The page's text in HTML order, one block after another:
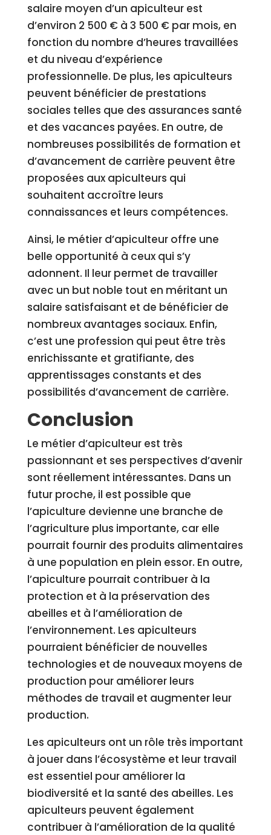
salaire moyen d’un apiculteur est
d’environ 2 500 € à 3 500 € par mois, en
fonction du nombre d’heures travaillées
et du niveau d’expérience
professionnelle. De plus, les apiculteurs
peuvent bénéficier de prestations
sociales telles que des assurances santé
et des vacances payées. En outre, de
nombreuses possibilités de formation et
d’avancement de carrière peuvent être
proposées aux apiculteurs qui
souhaitent accroître leurs
connaissances et leurs compétences.
Ainsi, le métier d’apiculteur offre une
belle opportunité à ceux qui s’y
adonnent. Il leur permet de travailler
avec un but noble tout en méritant un
salaire satisfaisant et de bénéficier de
nombreux avantages sociaux. Enfin,
c’est une profession qui peut être très
enrichissante et gratifiante, des
apprentissages constants et des
possibilités d’avancement de carrière.
Conclusion
Le métier d’apiculteur est très
passionnant et ses perspectives d’avenir
sont réellement intéressantes. Dans un
futur proche, il est possible que
l’apiculture devienne une branche de
l’agriculture plus importante, car elle
pourrait fournir des produits alimentaires
à une population en plein essor. En outre,
l’apiculture pourrait contribuer à la
protection et à la préservation des
abeilles et à l’amélioration de
l’environnement. Les apiculteurs
pourraient bénéficier de nouvelles
technologies et de nouveaux moyens de
production pour améliorer leurs
méthodes de travail et augmenter leur
production.
Les apiculteurs ont un rôle très important
à jouer dans l’écosystème et leur travail
est essentiel pour améliorer la
biodiversité et la santé des abeilles. Les
apiculteurs peuvent également
contribuer à l’amélioration de la qualité